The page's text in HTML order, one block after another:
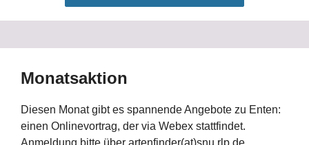
Monatsaktion
Diesen Monat gibt es spannende Angebote zu Enten:
einen Onlinevortrag, der via Webex stattfindet.
Anmeldung bitte über artenfinder(at)snu.rlp.de.